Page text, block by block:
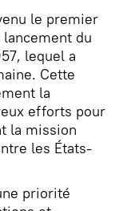
le premier
du
lequel a
Cette
la
efforts pour
la mission
les États-
priorité